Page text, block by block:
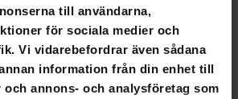
till användarna,
för sociala medier och
Vi vidarebefordrar även sådana
information från din enhet till
och annons- och analysföretag som